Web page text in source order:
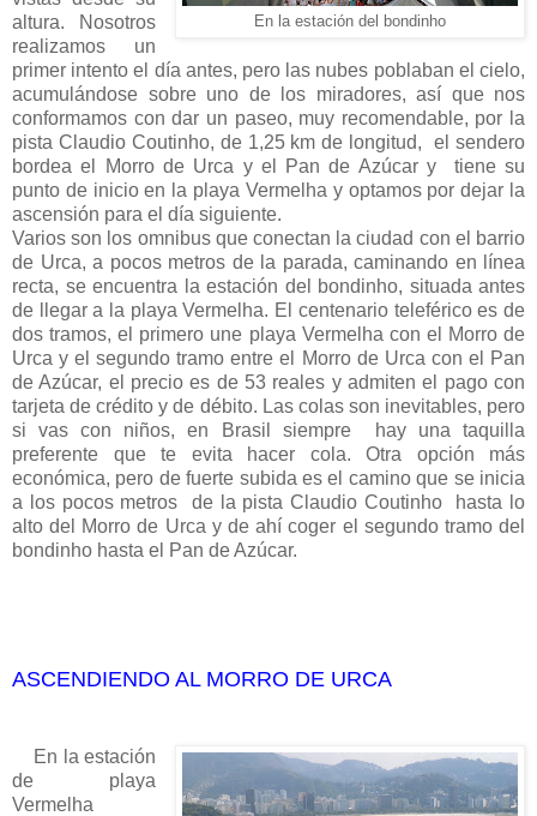
En la estación del bondinho
altura. Nosotros
realizamos un
primer intento el día antes, pero las nubes poblaban el cielo,
acumulándose sobre uno de los miradores, así que nos
conformamos con dar un paseo, muy recomendable, por la
pista Claudio Coutinho, de 1,25 km de longitud, el sendero
bordea el Morro de Urca y el Pan de Azúcar y tiene su
punto de inicio en la playa Vermelha y optamos por dejar la
ascensión para el día siguiente.
Varios son los omnibus que conectan la ciudad con el barrio
de Urca, a pocos metros de la parada, caminando en línea
recta, se encuentra la estación del bondinho, situada antes
de llegar a la playa Vermelha. El centenario teleférico es de
dos tramos, el primero une playa Vermelha con el Morro de
Urca y el segundo tramo entre el Morro de Urca con el Pan
de Azúcar, el precio es de 53 reales y admiten el pago con
tarjeta de crédito y de débito. Las colas son inevitables, pero
si vas con niños, en Brasil siempre hay una taquilla
preferente que te evita hacer cola. Otra opción más
económica, pero de fuerte subida es el camino que se inicia
a los pocos metros de la pista Claudio Coutinho hasta lo
alto del Morro de Urca y de ahí coger el segundo tramo del
bondinho hasta el Pan de Azúcar.
ASCENDIENDO AL MORRO DE URCA
En la estación
de playa
Vermelha